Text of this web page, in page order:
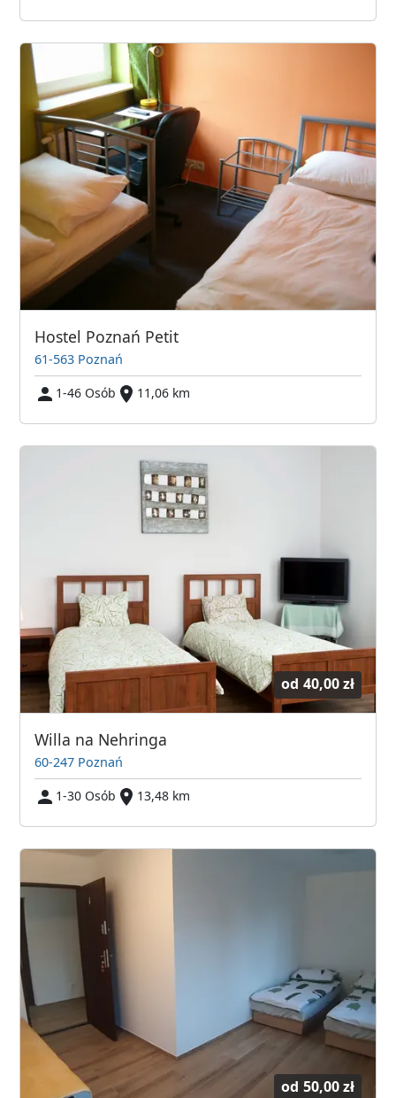
Hostel Poznań Petit
61-563 Poznań
1-46 Osób
11,06 km
od 40,00 zł
Willa na Nehringa
60-247 Poznań
1-30 Osób
13,48 km
od 50,00 zł